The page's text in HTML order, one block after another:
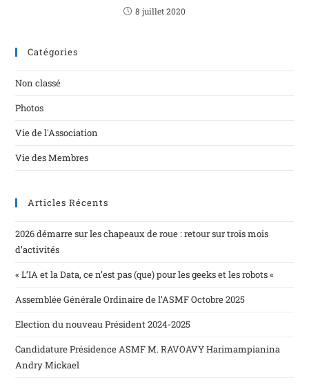
8 juillet 2020
Catégories
Non classé
Photos
Vie de l'Association
Vie des Membres
Articles Récents
2026 démarre sur les chapeaux de roue : retour sur trois mois
d’activités
« L’IA et la Data, ce n’est pas (que) pour les geeks et les robots «
Assemblée Générale Ordinaire de l’ASMF Octobre 2025
Election du nouveau Président 2024-2025
Candidature Présidence ASMF M. RAVOAVY Harimampianina
Andry Mickael